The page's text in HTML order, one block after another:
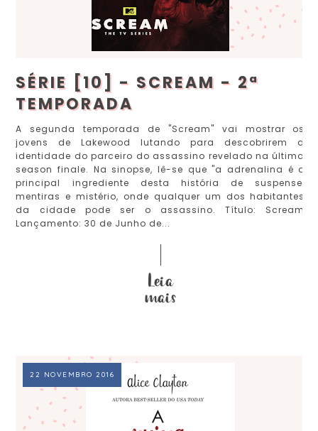
SÉRIE [10] - SCREAM - 2ª
TEMPORADA
A segunda temporada de "Scream" vai mostrar os
jovens de Lakewood lutando para descobrirem a
identidade do parceiro do assassino revelado na última
season finale. Na sinopse, lê-se que "a adrenalina é o
principal ingrediente desta história de suspense,
mentiras e mistério, onde qualquer um dos habitantes
da cidade pode ser o assassino. Título: Scream
Lançamento: 30 de Junho de...
22 NOVEMBRO 2016